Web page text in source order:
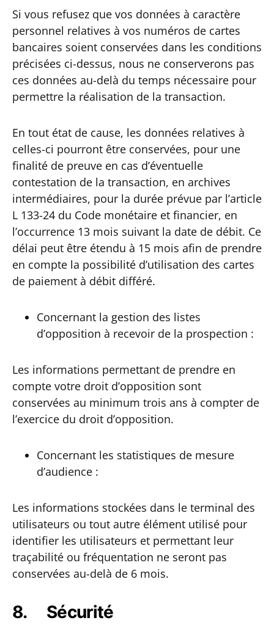
Si vous refusez que vos données à caractère
personnel relatives à vos numéros de cartes
bancaires soient conservées dans les conditions
précisées ci-dessus, nous ne conserverons pas
ces données au-delà du temps nécessaire pour
permettre la réalisation de la transaction.
En tout état de cause, les données relatives à
celles-ci pourront être conservées, pour une
finalité de preuve en cas d’éventuelle
contestation de la transaction, en archives
intermédiaires, pour la durée prévue par l’article
L 133-24 du Code monétaire et financier, en
l’occurrence 13 mois suivant la date de débit. Ce
délai peut être étendu à 15 mois afin de prendre
en compte la possibilité d’utilisation des cartes
de paiement à débit différé.
Concernant la gestion des listes
d’opposition à recevoir de la prospection :
Les informations permettant de prendre en
compte votre droit d’opposition sont
conservées au minimum trois ans à compter de
l’exercice du droit d’opposition.
Concernant les statistiques de mesure
d’audience :
Les informations stockées dans le terminal des
utilisateurs ou tout autre élément utilisé pour
identifier les utilisateurs et permettant leur
traçabilité ou fréquentation ne seront pas
conservées au-delà de 6 mois.
8. Sécurité